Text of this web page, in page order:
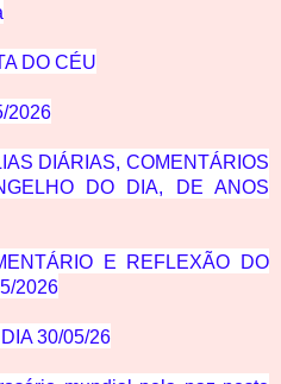
DO CÉU
2026
DIÁRIAS, COMENTÁRIOS
DO DIA, DE ANOS
E REFLEXÃO DO
2026
30/05/26